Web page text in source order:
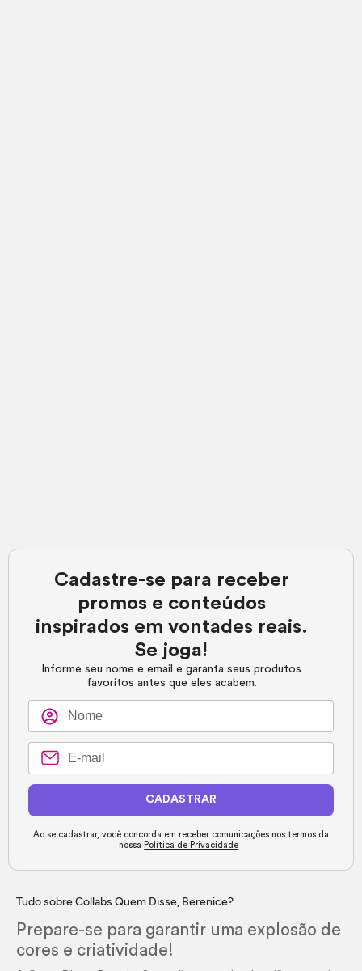
Cadastre-se para receber
promos e conteúdos
inspirados em vontades reais.
Se joga!
Informe seu nome e email e garanta seus produtos
favoritos antes que eles acabem.
CADASTRAR
Ao se cadastrar, você concorda em receber comunicações nos termos da
nossa Política de Privacidade .
Tudo sobre Collabs Quem Disse, Berenice?
Prepare-se para garantir uma explosão de
cores e criatividade!